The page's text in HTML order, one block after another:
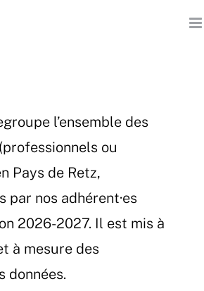
l’ensemble des
ou
Pays de Retz,
par nos adhérent·es
2026-2027. Il est mis à
à mesure des
données.